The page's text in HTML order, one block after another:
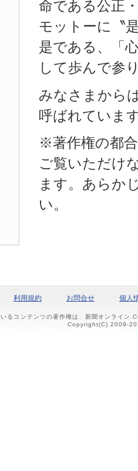
命である公正
モットーに〝
是である、「
して歩んで参
みなさまから
呼ばれていま
※著作権の都
ご覧いただけ
ます。あらか
い。
利用規約 お問合せ 個人
るコンテンツの著作権は、新聞オンライン
Copyright(C) 2009-